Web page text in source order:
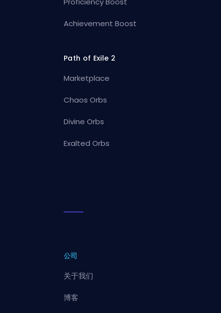
Achievement Boost
Path of Exile 2
Marketplace
Chaos Orbs
Divine Orbs
Exalted Orbs
公司
关于我们
博客